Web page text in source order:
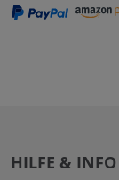
HILFE & INFO